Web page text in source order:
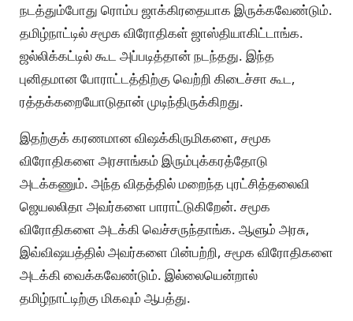
நடத்தும்போது ரொம்ப ஜாக்கிரதையாக இருக்கவேண்டும்.
தமிழ்நாட்டில் சமூக விரோதிகள் ஜாஸ்தியாகிட்டாங்க.
ஜல்லிக்கட்டில் கூட அப்படித்தான் நடந்தது. இந்த
புனிதமான போராட்டத்திற்கு வெற்றி கிடைச்சா கூட,
ரத்தக்கறையோடுதான் முடிந்திருக்கிறது.
இதற்குக் கரணமான விஷக்கிருமிகளை, சமூக
விரோதிகளை அரசாங்கம் இரும்புக்கரத்தோடு
அடக்கணும். அந்த விதத்தில் மறைந்த புரட்சித்தலைவி
ஜெயலலிதா அவர்களை பாராட்டுகிறேன். சமூக
விரோதிகளை அடக்கி வெச்சருந்தாங்க. ஆளும் அரசு,
இவ்விஷயத்தில் அவர்களை பின்பற்றி, சமூக விரோதிகளை
அடக்கி வைக்கவேண்டும். இல்லையென்றால்
தமிழ்நாட்டிற்கு மிகவும் ஆபத்து.